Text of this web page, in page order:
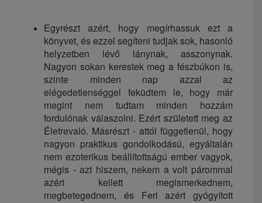
Egyrészt azért, hogy megírhassuk ezt a
könyvet, és ezzel segíteni tudjak sok, hasonló
helyzetben lévő lánynak, asszonynak.
Nagyon sokan kerestek meg a fészbúkon is,
szinte minden nap azzal az
elégedetlenséggel feküdtem le, hogy már
megint nem tudtam minden hozzám
fordulónak válaszolni. Ezért született meg az
Életrevaló. Másrészt - attól függetlenül, hogy
nagyon praktikus gondolkodású, egyáltalán
nem ezoterikus beállítottságú ember vagyok,
mégis - azt hiszem, nekem a volt párommal
azért kellett megismerkednem,
megbetegednem, és Feri azért gyógyított